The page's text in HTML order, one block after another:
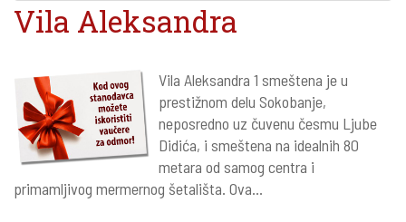
Vila Aleksandra
Vila Aleksandra 1 smeštena je u
prestižnom delu Sokobanje,
neposredno uz čuvenu česmu Ljube
Didića, i smeštena na idealnih 80
metara od samog centra i
primamljivog mermernog šetališta. Ova...